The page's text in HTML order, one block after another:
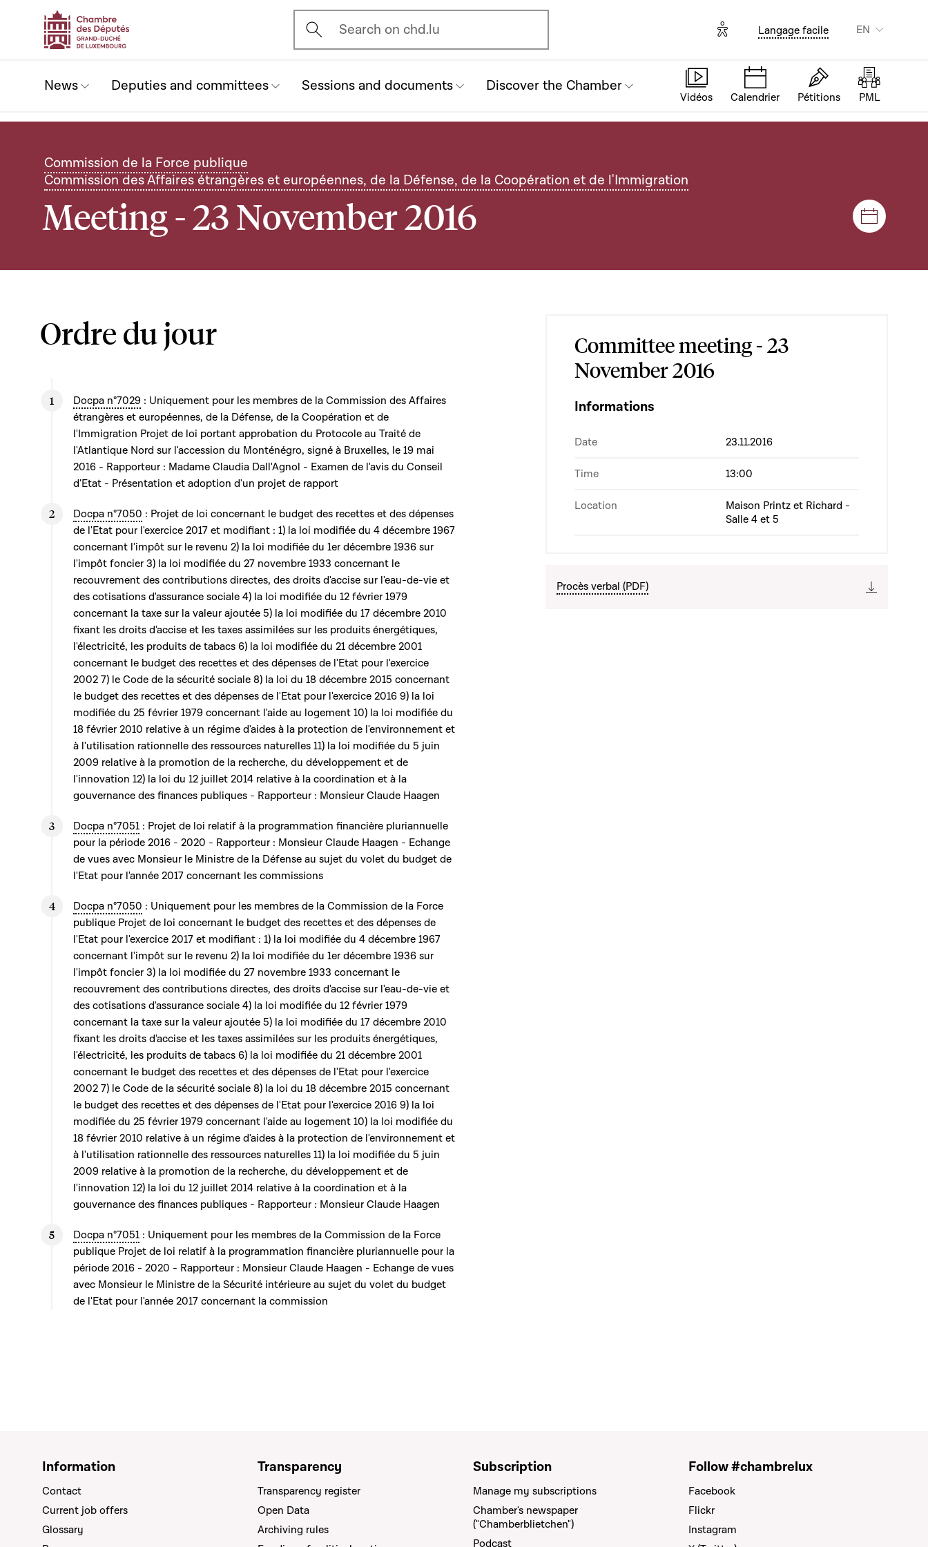
Ouvrir l'écran de recherche
Search on chd.lu Options d'accessibilité
Langage facile EN
News Deputies and committees Sessions and documents Discover the Chamber
Vidéos Calendrier Pétitions PML
Commission de la Force publique
Commission des Affaires étrangères et européennes, de la Défense, de la Coopération et de l'Immigration
Meeting - 23 November 2016 Sessions
Ordre du jour
Docpa n°7029 : Uniquement pour les membres de la Commission des Affaires
étrangères et européennes, de la Défense, de la Coopération et de
l'Immigration Projet de loi portant approbation du Protocole au Traité de
l'Atlantique Nord sur l'accession du Monténégro, signé à Bruxelles, le 19 mai
2016 - Rapporteur : Madame Claudia Dall'Agnol - Examen de l'avis du Conseil
d'Etat - Présentation et adoption d'un projet de rapport
Docpa n°7050 : Projet de loi concernant le budget des recettes et des dépenses
de l'Etat pour l'exercice 2017 et modifiant : 1) la loi modifiée du 4 décembre 1967
concernant l'impôt sur le revenu 2) la loi modifiée du 1er décembre 1936 sur
l'impôt foncier 3) la loi modifiée du 27 novembre 1933 concernant le
recouvrement des contributions directes, des droits d'accise sur l'eau-de-vie et
des cotisations d'assurance sociale 4) la loi modifiée du 12 février 1979
concernant la taxe sur la valeur ajoutée 5) la loi modifiée du 17 décembre 2010
fixant les droits d'accise et les taxes assimilées sur les produits énergétiques,
l'électricité, les produits de tabacs 6) la loi modifiée du 21 décembre 2001
concernant le budget des recettes et des dépenses de l'Etat pour l'exercice
2002 7) le Code de la sécurité sociale 8) la loi du 18 décembre 2015 concernant
le budget des recettes et des dépenses de l'Etat pour l'exercice 2016 9) la loi
modifiée du 25 février 1979 concernant l'aide au logement 10) la loi modifiée du
18 février 2010 relative à un régime d'aides à la protection de l'environnement et
à l'utilisation rationnelle des ressources naturelles 11) la loi modifiée du 5 juin
2009 relative à la promotion de la recherche, du développement et de
l'innovation 12) la loi du 12 juillet 2014 relative à la coordination et à la
gouvernance des finances publiques - Rapporteur : Monsieur Claude Haagen
Docpa n°7051 : Projet de loi relatif à la programmation financière pluriannuelle
pour la période 2016 - 2020 - Rapporteur : Monsieur Claude Haagen - Echange
de vues avec Monsieur le Ministre de la Défense au sujet du volet du budget de
l'Etat pour l'année 2017 concernant les commissions
Docpa n°7050 : Uniquement pour les membres de la Commission de la Force
publique Projet de loi concernant le budget des recettes et des dépenses de
l'Etat pour l'exercice 2017 et modifiant : 1) la loi modifiée du 4 décembre 1967
concernant l'impôt sur le revenu 2) la loi modifiée du 1er décembre 1936 sur
l'impôt foncier 3) la loi modifiée du 27 novembre 1933 concernant le
recouvrement des contributions directes, des droits d'accise sur l'eau-de-vie et
des cotisations d'assurance sociale 4) la loi modifiée du 12 février 1979
concernant la taxe sur la valeur ajoutée 5) la loi modifiée du 17 décembre 2010
fixant les droits d'accise et les taxes assimilées sur les produits énergétiques,
l'électricité, les produits de tabacs 6) la loi modifiée du 21 décembre 2001
concernant le budget des recettes et des dépenses de l'Etat pour l'exercice
2002 7) le Code de la sécurité sociale 8) la loi du 18 décembre 2015 concernant
le budget des recettes et des dépenses de l'Etat pour l'exercice 2016 9) la loi
modifiée du 25 février 1979 concernant l'aide au logement 10) la loi modifiée du
18 février 2010 relative à un régime d'aides à la protection de l'environnement et
à l'utilisation rationnelle des ressources naturelles 11) la loi modifiée du 5 juin
2009 relative à la promotion de la recherche, du développement et de
l'innovation 12) la loi du 12 juillet 2014 relative à la coordination et à la
gouvernance des finances publiques - Rapporteur : Monsieur Claude Haagen
Docpa n°7051 : Uniquement pour les membres de la Commission de la Force
publique Projet de loi relatif à la programmation financière pluriannuelle pour la
période 2016 - 2020 - Rapporteur : Monsieur Claude Haagen - Echange de vues
avec Monsieur le Ministre de la Sécurité intérieure au sujet du volet du budget
de l'Etat pour l'année 2017 concernant la commission
Committee meeting - 23
November 2016
Informations
Date 23.11.2016
Time 13:00
Location
Maison Printz et Richard -
Salle 4 et 5
Procès verbal (PDF)
Information
Contact
Current job offers
Glossary
Transparency
Transparency register
Open Data
Archiving rules
Subscription
Manage my subscriptions
Chamber's newspaper
("Chamberblietchen")
Podcast
Follow #chambrelux
Facebook
Flickr
Instagram